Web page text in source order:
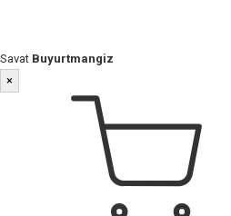
Savat Buyurtmangiz
×